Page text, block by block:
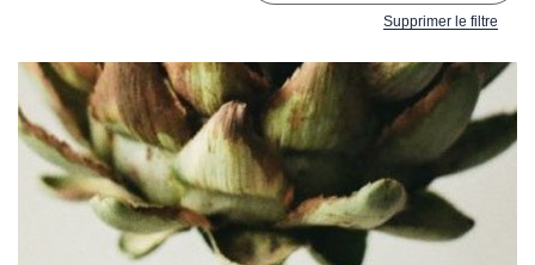
Supprimer le filtre